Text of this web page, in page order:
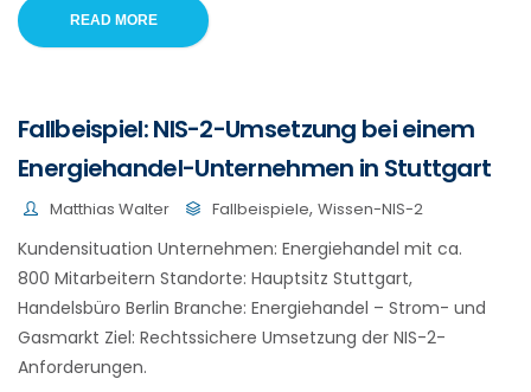
READ MORE
Fallbeispiel: NIS-2-Umsetzung bei einem
Energiehandel-Unternehmen in Stuttgart
Matthias Walter Fallbeispiele, Wissen-NIS-2
Kundensituation Unternehmen: Energiehandel mit ca.
800 Mitarbeitern Standorte: Hauptsitz Stuttgart,
Handelsbüro Berlin Branche: Energiehandel – Strom- und
Gasmarkt Ziel: Rechtssichere Umsetzung der NIS-2-
Anforderungen.